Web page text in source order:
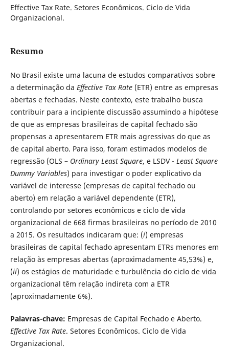
Effective Tax Rate. Setores Econômicos. Ciclo de Vida
Organizacional.
Resumo
No Brasil existe uma lacuna de estudos comparativos sobre
a determinação da Effective Tax Rate(ETR) entre as empresas
abertas e fechadas. Neste contexto, este trabalho busca
contribuir para a incipiente discussão assumindo a hipótese
de que as empresas brasileiras de capital fechado são
propensas a apresentarem ETR mais agressivas do que as
de capital aberto. Para isso, foram estimados modelos de
regressão (OLS – Ordinary Least Square, e LSDV - Least Square
Dummy Variables) para investigar o poder explicativo da
variável de interesse (empresas de capital fechado ou
aberto) em relação a variável dependente (ETR),
controlando por setores econômicos e ciclo de vida
organizacional de 668 firmas brasileiras no período de 2010
a 2015. Os resultados indicaram que: (i) empresas
brasileiras de capital fechado apresentam ETRs menores em
relação às empresas abertas (aproximadamente 45,53%) e,
(ii) os estágios de maturidade e turbulência do ciclo de vida
organizacional têm relação indireta com a ETR
(aproximadamente 6%).
Palavras-chave: Empresas de Capital Fechado e Aberto.
Effective Tax Rate. Setores Econômicos. Ciclo de Vida
Organizacional.